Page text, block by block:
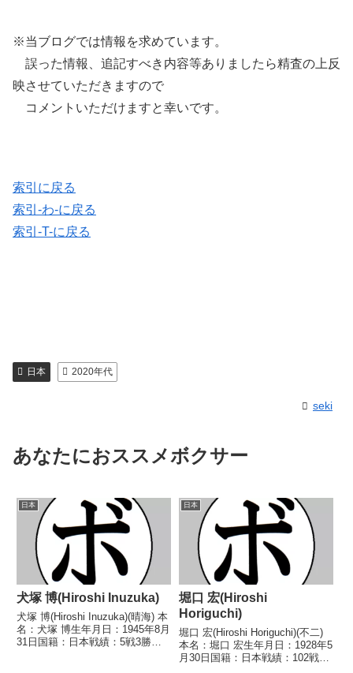
※当ブログでは情報を求めています。
誤った情報、追記すべき内容等ありましたら精査の上反
映させていただきますので
コメントいただけますと幸いです。
索引に戻る
索引-わ-に戻る
索引-T-に戻る
日本 2020年代
seki
あなたにおススメボクサー
日本
犬塚 博(Hiroshi Inuzuka)
犬塚 博(Hiroshi Inuzuka)(晴海) 本
名：犬塚 博生年月日：1945年8月
31日国籍：日本戦績：5戦3勝
日本
堀口 宏(Hiroshi
Horiguchi)
堀口 宏(Hiroshi Horiguchi)(不二)
本名：堀口 宏生年月日：1928年5
月30日国籍：日本戦績：102戦83